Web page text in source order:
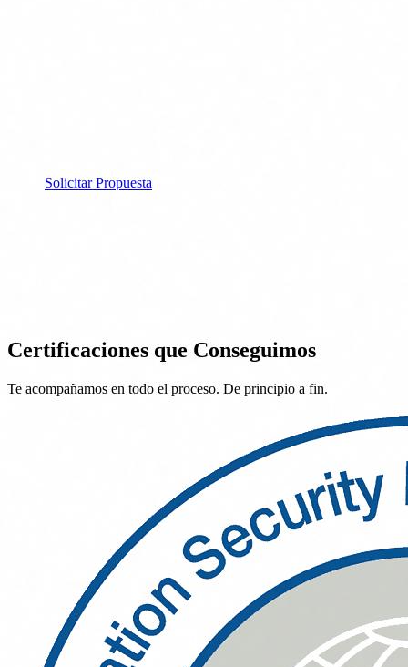
Solicitar Propuesta
Certificaciones que Conseguimos
Te acompañamos en todo el proceso. De principio a fin.